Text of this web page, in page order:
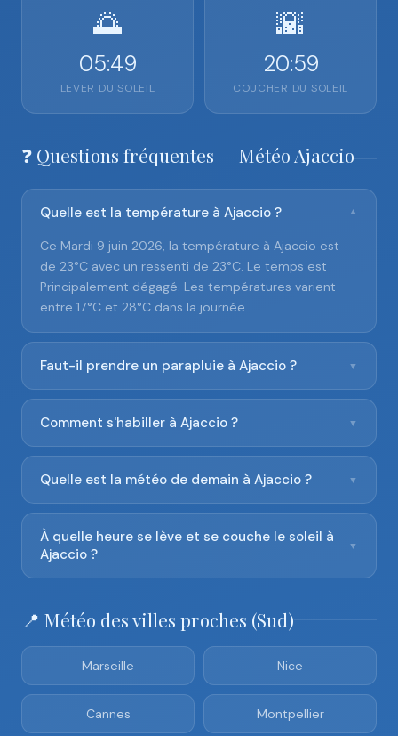
🌅
05:49
LEVER DU SOLEIL
🌇
20:59
COUCHER DU SOLEIL
❓ Questions fréquentes — Météo Ajaccio
Quelle est la température à Ajaccio ? ▼
Ce Mardi 9 juin 2026, la température à Ajaccio est
de 23°C avec un ressenti de 23°C. Le temps est
Principalement dégagé. Les températures varient
entre 17°C et 28°C dans la journée.
Faut-il prendre un parapluie à Ajaccio ? ▼
Comment s'habiller à Ajaccio ? ▼
Quelle est la météo de demain à Ajaccio ? ▼
À quelle heure se lève et se couche le soleil à
Ajaccio ?
▼
📍 Météo des villes proches (Sud)
Marseille Nice
Cannes Montpellier